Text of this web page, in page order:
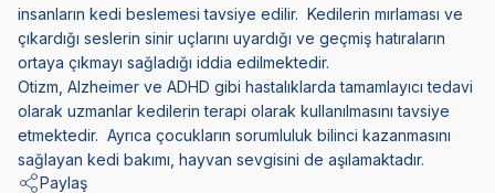
insanların kedi beslemesi tavsiye edilir. Kedilerin mırlaması ve
çıkardığı seslerin sinir uçlarını uyardığı ve geçmiş hatıraların
ortaya çıkmayı sağladığı iddia edilmektedir.
Otizm, Alzheimer ve ADHD gibi hastalıklarda tamamlayıcı tedavi
olarak uzmanlar kedilerin terapi olarak kullanılmasını tavsiye
etmektedir. Ayrıca çocukların sorumluluk bilinci kazanmasını
sağlayan kedi bakımı, hayvan sevgisini de aşılamaktadır.
Paylaş